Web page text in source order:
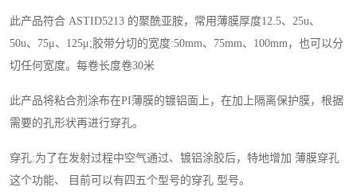
此产品符合 ASTID5213 的聚酰亚胺，常用薄膜厚度12.5、25u、
50u、75μ、125μ;胶带分切的宽度:50mm、75mm、100mm，也可以分
切任何宽度。每卷长度卷30米
此产品将粘合剂涂布在PI薄膜的镀铝面上，在加上隔离保护膜，根据
需要的孔形状再进行穿孔。
穿孔:为了在发射过程中空气通过、镀铝涂胶后，特地增加 薄膜穿孔
这个功能、 目前可以有四五个型号的穿孔 型号。